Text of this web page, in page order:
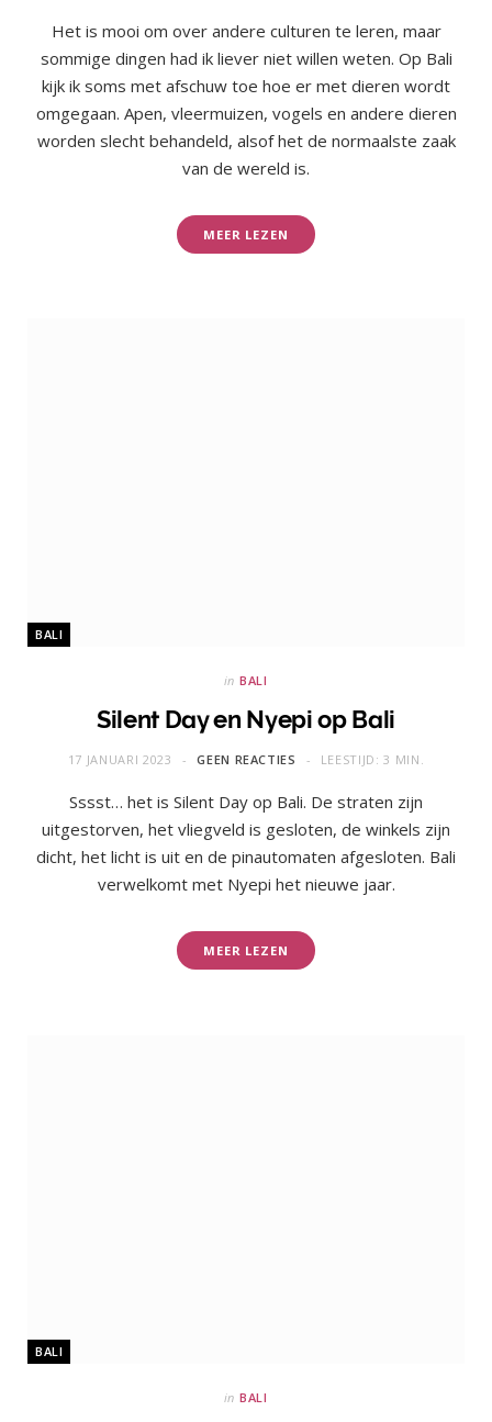
Het is mooi om over andere culturen te leren, maar
sommige dingen had ik liever niet willen weten. Op Bali
kijk ik soms met afschuw toe hoe er met dieren wordt
omgegaan. Apen, vleermuizen, vogels en andere dieren
worden slecht behandeld, alsof het de normaalste zaak
van de wereld is.
MEER LEZEN
BALI
in BALI
Silent Day en Nyepi op Bali
17 JANUARI 2023 GEEN REACTIES LEESTIJD: 3 MIN.
Sssst… het is Silent Day op Bali. De straten zijn
uitgestorven, het vliegveld is gesloten, de winkels zijn
dicht, het licht is uit en de pinautomaten afgesloten. Bali
verwelkomt met Nyepi het nieuwe jaar.
MEER LEZEN
BALI
in BALI